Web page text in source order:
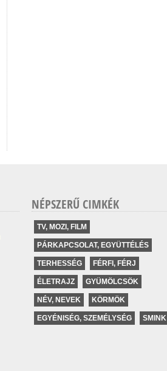
NÉPSZERŰ CIMKÉK
TV, MOZI, FILM
PÁRKAPCSOLAT, EGYÜTTÉLÉS
TERHESSÉG FÉRFI, FÉRJ
ÉLETRAJZ GYÜMÖLCSÖK
NÉV, NEVEK KÖRMÖK
EGYÉNISÉG, SZEMÉLYSÉG SMINK